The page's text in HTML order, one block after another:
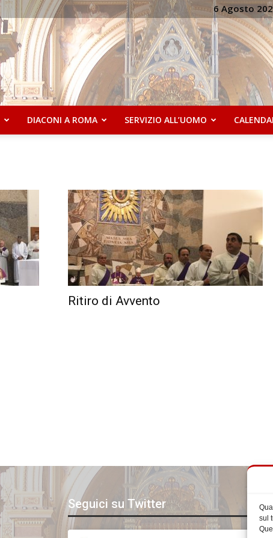
sul
6 Agosto
DIACONI A ROMA SERVIZIO ALL’UOMO
Ritiro di Avvento
Seguici su Twitter